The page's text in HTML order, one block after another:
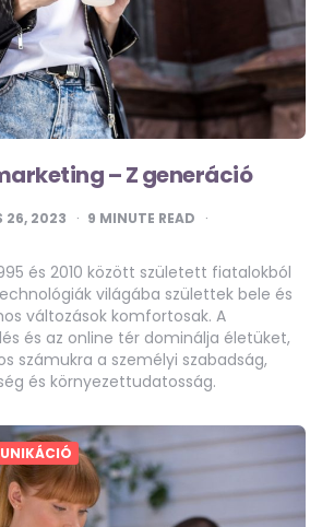
– Z generáció
26, 2023 9 MINUTE READ
és 2010 között született fiatalokból
világába születtek bele és
változások komfortosak. A
és az online tér dominálja életüket,
számukra a személyi szabadság,
és környezettudatosság.